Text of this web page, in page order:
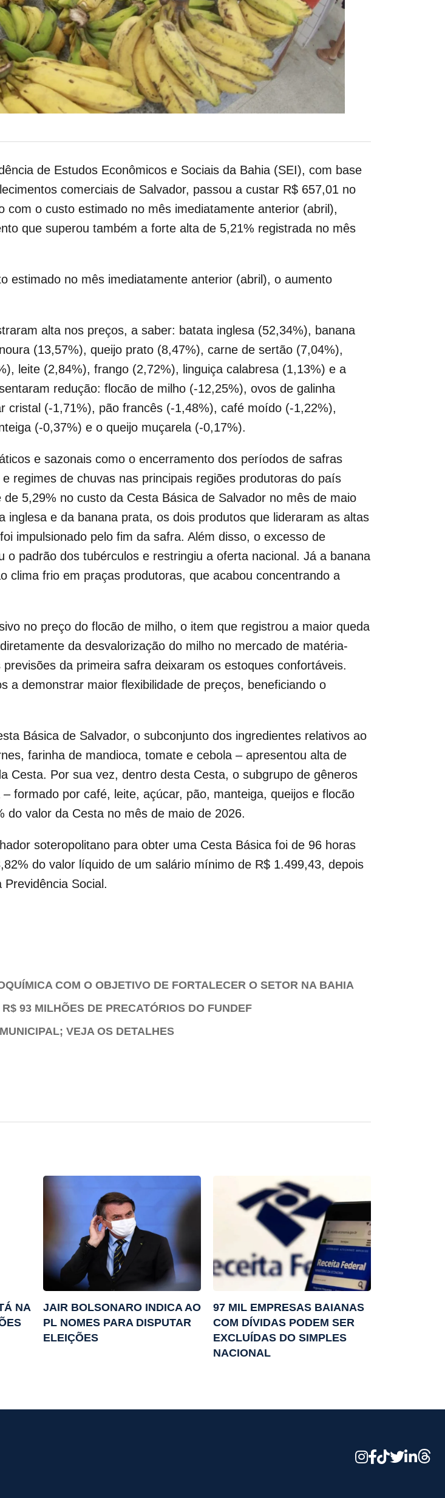
de Estudos Econômicos e Sociais da Bahia (SEI), com base
comerciais de Salvador, passou a custar R$ 657,01 no
o custo estimado no mês imediatamente anterior (abril),
que superou também a forte alta de 5,21% registrada no mês
estimado no mês imediatamente anterior (abril), o aumento
alta nos preços, a saber: batata inglesa (52,34%), banana
(13,57%), queijo prato (8,47%), carne de sertão (7,04%),
leite (2,84%), frango (2,72%), linguiça calabresa (1,13%) e a
redução: flocão de milho (-12,25%), ovos de galinha
(-1,71%), pão francês (-1,48%), café moído (-1,22%),
(-0,37%) e o queijo muçarela (-0,17%).
e sazonais como o encerramento dos períodos de safras
regimes de chuvas nas principais regiões produtoras do país
5,29% no custo da Cesta Básica de Salvador no mês de maio
e da banana prata, os dois produtos que lideraram as altas
impulsionado pelo fim da safra. Além disso, o excesso de
padrão dos tubérculos e restringiu a oferta nacional. Já a banana
clima frio em praças produtoras, que acabou concentrando a
no preço do flocão de milho, o item que registrou a maior queda
da desvalorização do milho no mercado de matéria-
da primeira safra deixaram os estoques confortáveis.
a demonstrar maior flexibilidade de preços, beneficiando o
Básica de Salvador, o subconjunto dos ingredientes relativos ao
farinha de mandioca, tomate e cebola – apresentou alta de
Cesta. Por sua vez, dentro desta Cesta, o subgrupo de gêneros
formado por café, leite, açúcar, pão, manteiga, queijos e flocão
valor da Cesta no mês de maio de 2026.
soteropolitano para obter uma Cesta Básica foi de 96 horas
do valor líquido de um salário mínimo de R$ 1.499,43, depois
Social.
COM O OBJETIVO DE FORTALECER O SETOR NA BAHIA
93 MILHÕES DE PRECATÓRIOS DO FUNDEF
VEJA OS DETALHES
NA
JAIR BOLSONARO INDICA AO
PL NOMES PARA DISPUTAR
ELEIÇÕES
97 MIL EMPRESAS BAIANAS
COM DÍVIDAS PODEM SER
EXCLUÍDAS DO SIMPLES
NACIONAL